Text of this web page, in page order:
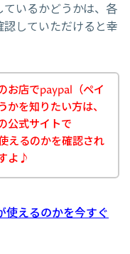
いるかどうかは、各
していただけると幸
お店でpaypal（ペイ
を知りたい方は、
公式サイトで
えるのかを確認され
よ♪
使えるのかを今すぐ